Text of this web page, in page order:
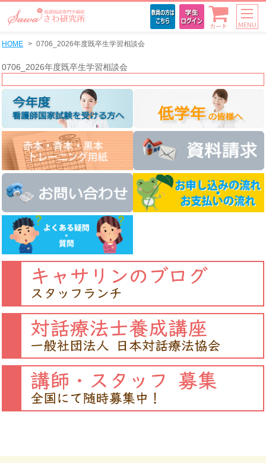
カート MENU
HOME 0706_2026年度既卒生学習相談会
0706_2026年度既卒生学習相談会